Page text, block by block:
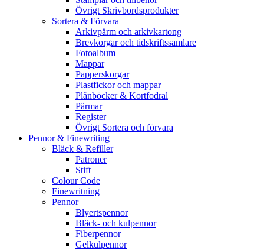
Övrigt Skrivbordsprodukter
Sortera & Förvara
Arkivpärm och arkivkartong
Brevkorgar och tidskriftssamlare
Fotoalbum
Mappar
Papperskorgar
Plastfickor och mappar
Plånböcker & Kortfodral
Pärmar
Register
Övrigt Sortera och förvara
Pennor & Finewriting
Bläck & Refiller
Patroner
Stift
Colour Code
Finewritning
Pennor
Blyertspennor
Bläck- och kulpennor
Fiberpennor
Gelkulpennor